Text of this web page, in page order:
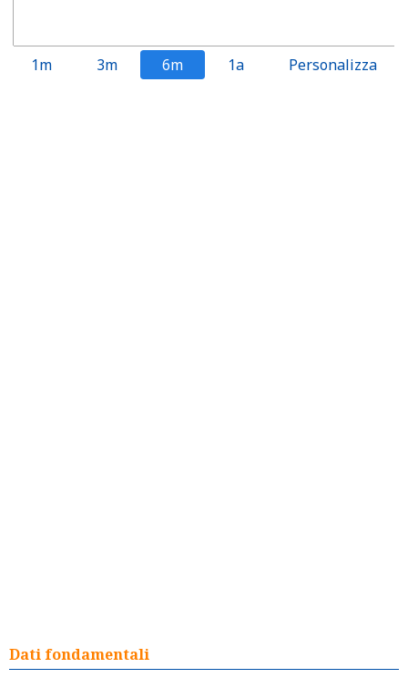
1m 3m 6m 1a Personalizza
Dati fondamentali